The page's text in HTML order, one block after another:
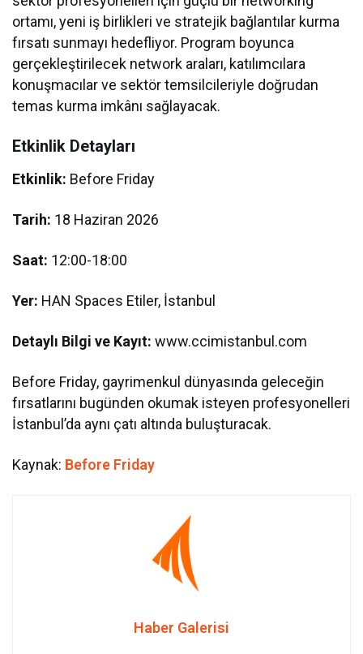
ortamı, yeni iş birlikleri ve stratejik bağlantılar kurma
fırsatı sunmayı hedefliyor. Program boyunca
gerçekleştirilecek network araları, katılımcılara
konuşmacılar ve sektör temsilcileriyle doğrudan
temas kurma imkânı sağlayacak.
Etkinlik Detayları
Etkinlik: Before Friday
Tarih: 18 Haziran 2026
Saat: 12:00-18:00
Yer: HAN Spaces Etiler, İstanbul
Detaylı Bilgi ve Kayıt:www.ccimistanbul.com
Before Friday, gayrimenkul dünyasında geleceğin
fırsatlarını bugünden okumak isteyen profesyonelleri
İstanbul’da aynı çatı altında buluşturacak.
Kaynak: Before Friday
Haber Galerisi